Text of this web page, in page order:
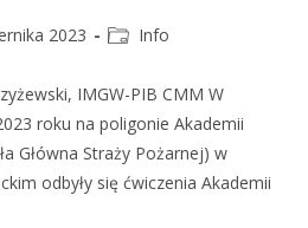
2023 Info
IMGW-PIB CMM W
roku na poligonie Akademii
Główna Straży Pożarnej) w
odbyły się ćwiczenia Akademii